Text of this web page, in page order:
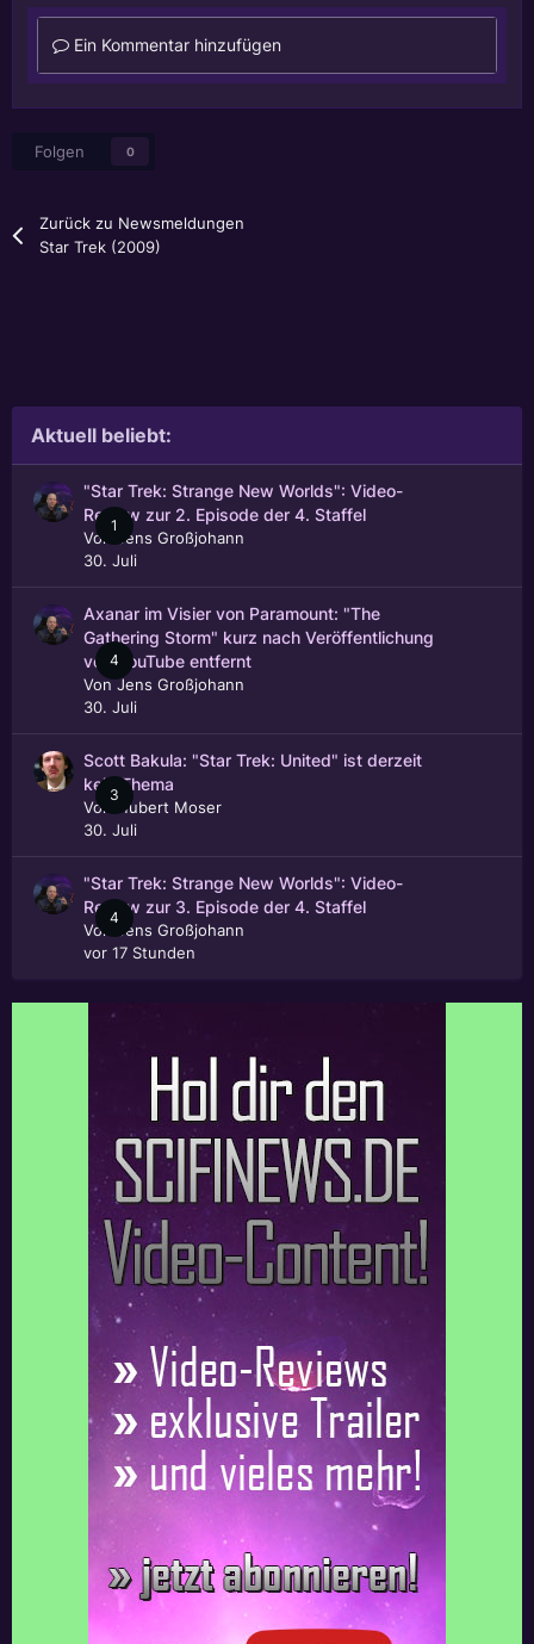
Ein Kommentar hinzufügen
Folgen 0
Zurück zu Newsmeldungen
Star Trek (2009)
Aktuell beliebt:
1
"Star Trek: Strange New Worlds": Video-
Review zur 2. Episode der 4. Staffel
Von
Jens Großjohann
30. Juli
4
Axanar im Visier von Paramount: "The
Gathering Storm" kurz nach Veröffentlichung
von YouTube entfernt
VonJens Großjohann
30. Juli
3
Scott Bakula: "Star Trek: United" ist derzeit
kein Thema
Von
Hubert Moser
30. Juli
4
"Star Trek: Strange New Worlds": Video-
Review zur 3. Episode der 4. Staffel
Von
Jens Großjohann
vor 17 Stunden